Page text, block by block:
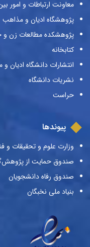
معاونت ارتباطات و امور
پژوهشگاه ادیان و مذاهب
پژوهشکده مطالعات زن و
کتابخانه
انتشارات دانشگاه ادیان
نشریات دانشگاه
حراست
پیوندها
وزارت علوم و تحقیقات و
صندوق حمایت از
صندوق رفاه دانشجویان
بنیاد ملی نخبگان